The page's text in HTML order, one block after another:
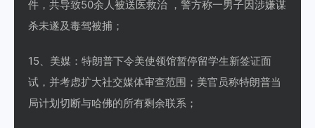
件，共导致50余人被送医救治 ，警方称一男子因涉嫌谋
杀未遂及毒驾被捕；
15、美媒：特朗普下令美使领馆暂停留学生新签证面
试，并考虑扩大社交媒体审查范围；美官员称特朗普当
局计划切断与哈佛的所有剩余联系；